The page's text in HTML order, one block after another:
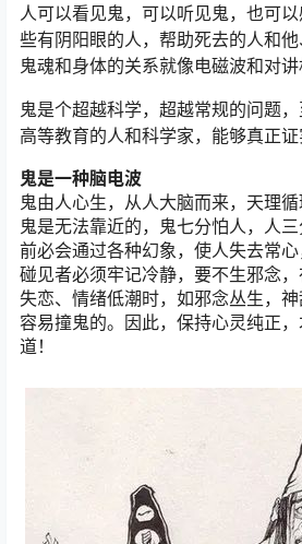
人可以看见鬼，可以听见鬼，也可
些有阴阳眼的人，帮助死去的人和他
鬼魂和身体的关系就像电磁波和对讲
鬼是个超越科学，超越常规的问题
高等教育的人和科学家，能够真正证
鬼是一种脑电波
鬼由人心生，从人大脑而来，天理循
鬼是无法靠近的，鬼七分怕人，人
前必会通过各种幻象，使人失去常
碰见者必须牢记冷静，要不生邪念，
失恋、情绪低潮时，如邪念丛生，
容易撞鬼的。因此，保持心灵纯正
道！